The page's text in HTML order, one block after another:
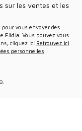
sur les ventes et les
Elidia. Vous pouvez vous
cliquez ici Retrouvez ici
personnelles